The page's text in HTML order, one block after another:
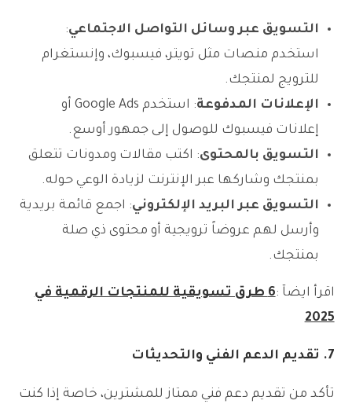
التسويق عبر وسائل التواصل الاجتماعي:
استخدم منصات مثل تويتر، فيسبوك، وإنستغرام
للترويج لمنتجك.
الإعلانات المدفوعة
: استخدم Google Ads أو
إعلانات فيسبوك للوصول إلى جمهور أوسع.
التسويق بالمحتوى: اكتب مقالات ومدونات تتعلق
بمنتجك وشاركها عبر الإنترنت لزيادة الوعي حوله.
التسويق عبر البريد الإلكتروني: اجمع قائمة بريدية
وأرسل لهم عروضاً ترويجية أو محتوى ذي صلة
بمنتجك.
اقرأ ايضآ :
6 طرق تسويقية للمنتجات الرقمية في
2025
7. تقديم الدعم الفني والتحديثات
تأكد من تقديم دعم فني ممتاز للمشترين، خاصة إذا كنت